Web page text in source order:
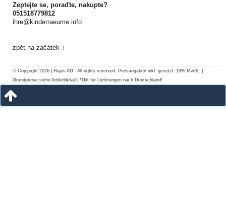
Zeptejte se, poraďte, nakupte?
051518779812
ihre@kinderraeume.info
zpět na začátek ↑
© Copyright 2026 | Hajus AG - All rights reserved. Preisangaben inkl. gesetzl. 19% MwSt. |
Grundpreise siehe Artikeldetail | *Gilt für Lieferungen nach Deutschland!